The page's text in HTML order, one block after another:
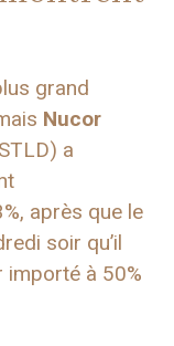
grand
Nucor
a
après que le
soir qu’il
importé à 50%